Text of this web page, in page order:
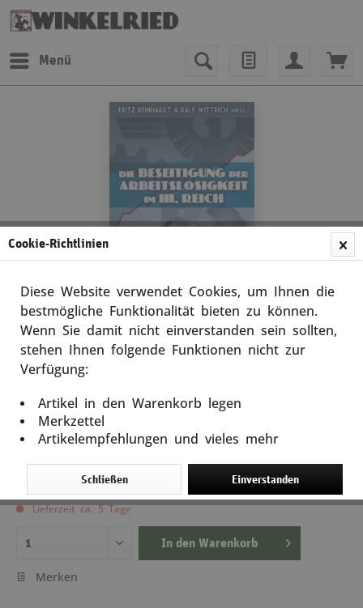
Menü
Reinhardt
Die Beseitigung der Arbeitslosigkeit im
Dritten Reich
Artikel-Nr.: 10344
9,95 € 16,95 € * (41,3% gespart)
Lieferzeit ca. 5 Tage
In den Warenkorb
Merken
Cookie-Richtlinien
Diese Website verwendet Cookies, um Ihnen die
bestmögliche Funktionalität bieten zu können.
Wenn Sie damit nicht einverstanden sein sollten,
stehen Ihnen folgende Funktionen nicht zur
Verfügung:
Artikel in den Warenkorb legen
Merkzettel
Artikelempfehlungen und vieles mehr
Einverstanden
Schließen